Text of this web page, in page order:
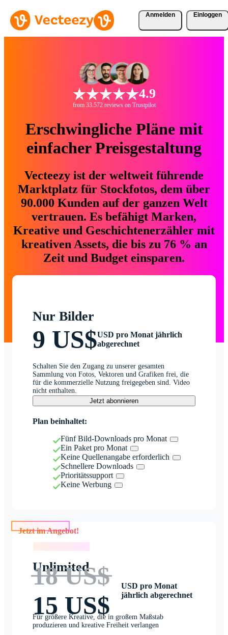
Anmelden Einloggen
4.9
from 33.572 reviews on Trustpilot
Erschwingliche Pläne mit
einfacher Preisgestaltung
Vecteezy ist der weltweit führende
Marktplatz für Stockfotos, dem über
90.000 Kunden auf der ganzen Welt
vertrauen. Es befähigt Marken,
Kreative und Geschichtenerzähler mit
kreativen Assets, die bis zu 76 % an
Zeit und Budget einsparen.
Nur Bilder
9 US$USD pro Monat jährlich
abgerechnet
Schalten Sie den Zugang zu unserer gesamten
Sammlung von Fotos, Vektoren und Grafiken frei, die
für die kommerzielle Nutzung freigegeben sind. Video
nicht enthalten.
Jetzt abonnieren
Plan beinhaltet:
Fünf Bild-Downloads pro Monat
Ein Paket pro Monat
Keine Quellenangabe erforderlich
Schnellere Downloads
Prioritätssupport
Keine Werbung
Jetzt im Angebot!
Unlimited
18 US$
15 US$
USD pro Monat
jährlich abgerechnet
Für größere Kreative, die in großem Maßstab
produzieren und kreative Freiheit verlangen